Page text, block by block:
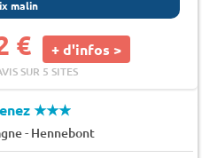
malin
€ + d'infos >
SUR 5 SITES
★★★
- Hennebont